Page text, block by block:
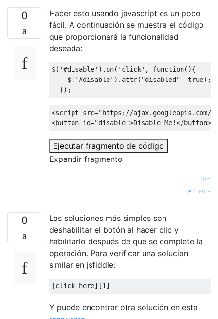
0
Hacer esto usando javascript es un poco
fácil. A continuación se muestra el código
que proporcionará la funcionalidad
deseada:
$( '#disable' ). on( 'click' , function(){
    $
( '#disable' ). attr( "disabled" , true);
});
<script src="https://
<button id="disable">Disable Me!</button>
Ejecutar fragmento de código
Expandir fragmento
— Rish
fuente
0
Las soluciones más simples son
deshabilitar el botón al hacer clic y
habilitarlo después de que se complete la
operación. Para verificar una solución
similar en jsfiddle:
[click here][1 ]
Y puede encontrar otra solución en esta